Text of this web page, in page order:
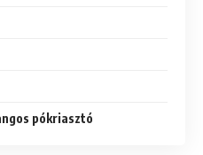
pókriasztó